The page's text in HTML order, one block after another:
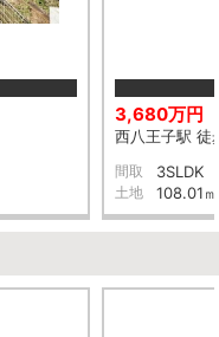
3,680万円
西八王子駅 徒
間取 3SLDK
土地 108.01㎡